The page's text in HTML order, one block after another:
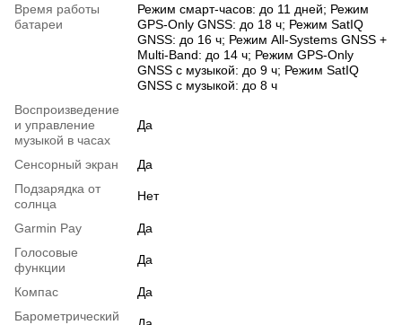
Время работы
батареи
Режим смарт-часов: до 11 дней; Режим
GPS-Only GNSS: до 18 ч; Режим SatIQ
GNSS: до 16 ч; Режим All-Systems GNSS +
Multi-Band: до 14 ч; Режим GPS-Only
GNSS с музыкой: до 9 ч; Режим SatIQ
GNSS с музыкой: до 8 ч
Воспроизведение
и управление
музыкой в часах
Да
Сенсорный экран
Да
Подзарядка от
солнца
Нет
Garmin Pay
Да
Голосовые
функции
Да
Компас
Да
Барометрический